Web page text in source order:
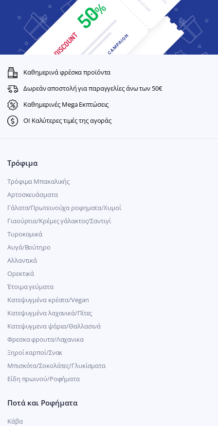
Καθημερινά φρέσκα προϊόντα
Δωρεάν αποστολή για παραγγελίες άνω των 50€
Καθημερινές Mega Εκπτώσεις
ΟΙ Καλύτερες τιμές της αγοράς
Τρόφιμα
Τρόφιμα Μπακαλικής
Αρτοσκευάσματα
Γάλατα/Πρωτεινούχα ροφηματα/Χυμοί
Γιαούρτια/Κρέμες γάλακτος/Σαντιγί
Τυροκομικά
Αυγά/Βούτηρο
Αλλαντικά
Ορεκτικά
Έτοιμα γεύματα
Κατεψυγμένα κρέατα/Vegan
Kατεψυγμένα λαχανικά/Πίτες
Κατεψυγμενα ψάρια/Θαλλασινά
Φρεσκα φρουτα/Λαχανικα
Ξηροί καρποί/Σνακ
Μπισκότα/Σοκολάτες/Γλυκίσματα
Είδη πρωινού/Ροφήματα
Ποτά και Ροφήματα
Κάβα